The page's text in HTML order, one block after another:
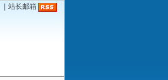
站长邮箱